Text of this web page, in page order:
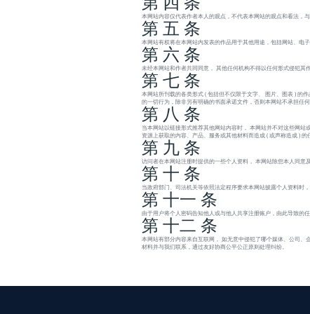
本网站内容仅代表作者本人的观点，不代表本网站的观点和看法，
第 五 条
本网站有权将在本网站内发表的作品用于其他用途，包括网站、电
第 六 条
未经本网站和作者共同同意， 其他任何机构不得以任何形式侵犯其
第 七 条
本网站所刊载的各类形式 ( 包括但不仅限于文字、 图片、图表 ) 的
的一切行为，除非另有明确的书面承诺文件，否则本网站不承担任何
第 八 条
当本网站以链接形式推荐其他网站内容时， 本网站并不对这些网
资源上获取的内容、产品、服务或其他材料而造成 ( 或声称造成 ) 的
第 九 条
访问者在本网站注册时提供的一些个人资料， 本网站除您本人同意
第 十 条
当政府部门、司法机关等依照法定程序要求本网站披露个人资料时
第 十一 条
由于用户将个人密码告知他人或与他人共享注册账户，由此导致的
第 十二 条
本网站有部分内容来自互联网， 如无意中侵犯了哪个媒体、公司
材料并与我们联系，通过友好协商公平公正原则处理纠纷。